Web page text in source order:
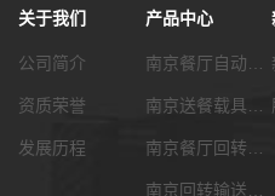
关于我们
公司简介
资质荣誉
发展历程
产品中心